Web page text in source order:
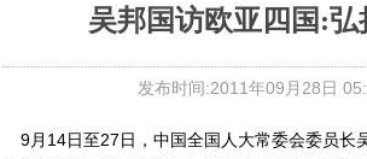
吴邦国访欧亚四国:
发布时间:2011年09月28日
9月14日至27日，中国全国人大常委会委员长